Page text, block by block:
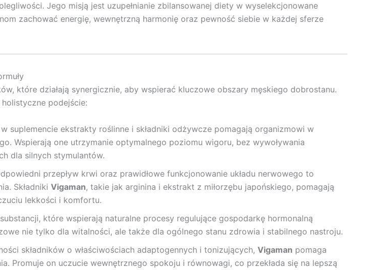
Jego misją jest uzupełnianie zbilansowanej diety w wyselekcjonowane
zachować energię, wewnętrzną harmonię oraz pewność siebie w każdej sferze
które działają synergicznie, aby wspierać kluczowe obszary męskiego dobrostanu.
podejście:
suplemencie ekstrakty roślinne i składniki odżywcze pomagają organizmowi w
Wspierają one utrzymanie optymalnego poziomu wigoru, bez wywoływania
dla silnych stymulantów.
przepływ krwi oraz prawidłowe funkcjonowanie układu nerwowego to
Składniki Vigaman, takie jak arginina i ekstrakt z miłorzębu japońskiego, pomagają
lekkości i komfortu.
które wspierają naturalne procesy regulujące gospodarkę hormonalną
nie tylko dla witalności, ale także dla ogólnego stanu zdrowia i stabilnego nastroju.
składników o właściwościach adaptogennych i tonizujących, Vigaman pomaga
Promuje on uczucie wewnętrznego spokoju i równowagi, co przekłada się na lepszą